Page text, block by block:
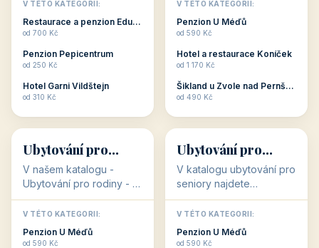
dovolenou přímo
souvisejí. Aktivní
odpočinek jso...
V TÉTO KATEGORII:
Restaurace a penzion Eduard
od 700 Kč
Penzion Pepicentrum
od 250 Kč
Hotel Garni Vildštejn
od 310 Kč
cenově dostupné
ubytování v ČR. Budete
c...
V TÉTO KATEGORII:
Penzion U Méďů
od 590 Kč
Hotel a restaurace Koníček
od 1 170 Kč
Šikland u Zvole nad Pernštejnem
od 490 Kč
👨‍👩‍👧‍👦
👨‍👩‍👧‍👦
34 objektů
Ubytování pro
rodiny
V našem katalogu -
Ubytování pro rodiny -
jsou pro Vás připraveny
objekty, které svojí
polohou či vybaveností,
nabízí klidné ubytování
V TÉTO KATEGORII:
Penzion U Méďů
od 590 Kč
🧓
🧓
33 objektů
Ubytování pro
seniory
V katalogu ubytování pro
seniory najdete
penziony a hotely, které
jsou přizpůsobeny pro
ubytování klientů vyššího
věku. Některé z nich
V TÉTO KATEGORII:
Penzion U Méďů
od 590 Kč